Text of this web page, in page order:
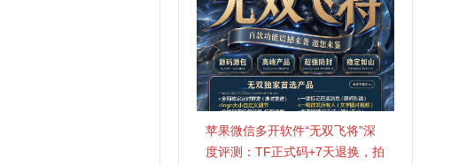
苹果微信多开软件“无双飞将”深
度评测：TF正式码+7天退换，拍